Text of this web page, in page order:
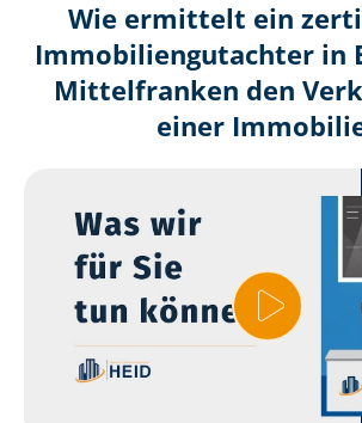
Wie ermittelt ein
Immobilien­gutachter in
Mittelfranken den
einer